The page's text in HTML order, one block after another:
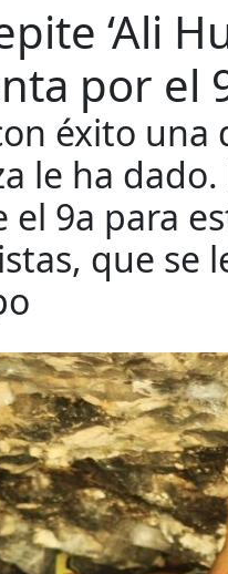
‘Ali
por el
éxito una
le ha dado.
9a para
que se